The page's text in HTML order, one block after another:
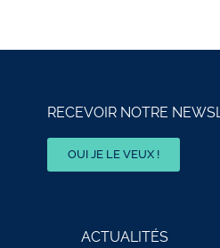
RECEVOIR NOTRE
OUI JE LE VEUX !
ACTUALITÉS